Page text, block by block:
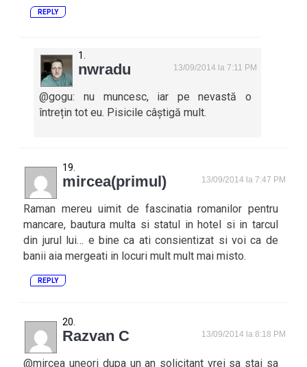
REPLY
nwradu 13/09/2014 la 7:11 PM
@gogu: nu muncesc, iar pe nevastă o
întrețin tot eu. Pisicile câștigă mult.
mircea(primul) 13/09/2014 la 7:47 PM
Raman mereu uimit de fascinatia romanilor pentru
mancare, bautura multa si statul in hotel si in tarcul
din jurul lui… e bine ca ati consientizat si voi ca de
banii aia mergeati in locuri mult mult mai misto.
REPLY
Razvan C 13/09/2014 la 8:18 PM
@mircea uneori dupa un an solicitant vrei sa stai sa